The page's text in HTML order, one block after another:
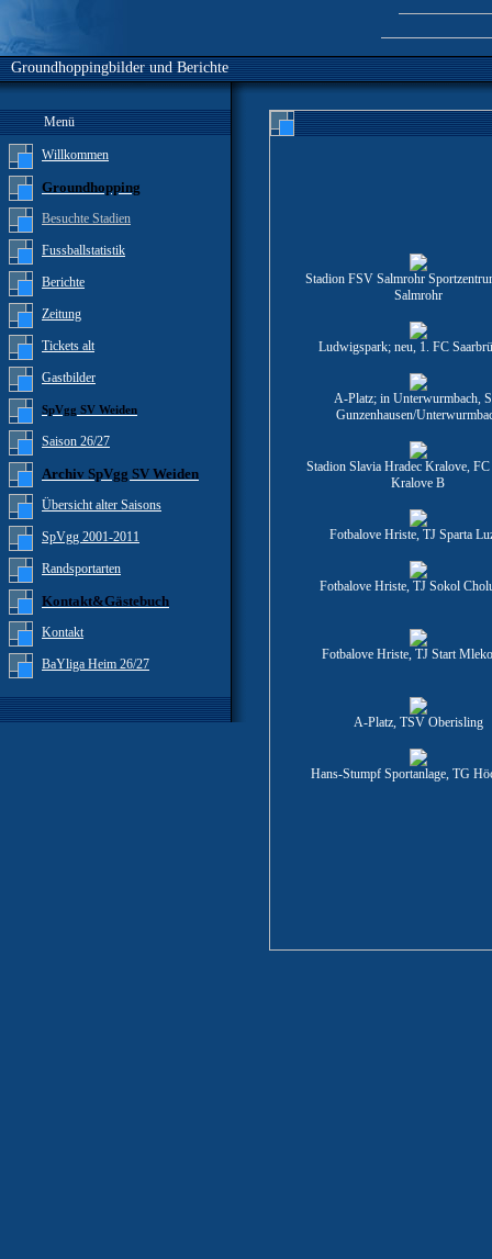
Groundhoppingbilder und Berichte
Menü
Willkommen
Groundhopping
Besuchte Stadien
Fussballstatistik
Berichte
Zeitung
Tickets alt
Gastbilder
SpVgg SV Weiden
Saison 26/27
Archiv SpVgg SV Weiden
Übersicht alter Saisons
SpVgg 2001-2011
Randsportarten
Kontakt&Gästebuch
Kontakt
BaYliga Heim 26/27
Stadion FSV Salmrohr
Salmrohr
Ludwigspark; neu, 1. FC
A-Platz; in Unterwurmbach,
Gunzenhausen/
Stadion Slavia Hradec Kralove, FC
Kralove B
Fotbalove Hriste, TJ Sparta
Fotbalove Hriste, TJ Sokol
Fotbalove Hriste, TJ Start
A-Platz, TSV Oberisling
Hans-Stumpf Sportanlage, TG